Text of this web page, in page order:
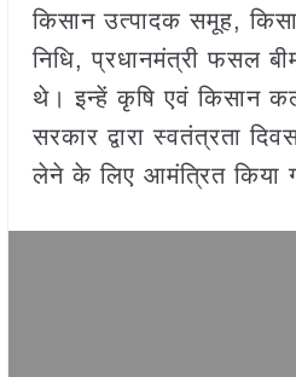
किसान उत्पादक समूह,
निधि, प्रधानमंत्री फसल
थे। इन्हें कृषि एवं किसान
सरकार द्वारा स्वतंत्रता
लेने के लिए आमंत्रित किया